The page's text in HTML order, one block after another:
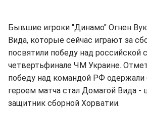
Бывшие игроки "Динамо" Огнен
Вида, которые сейчас играют за
посвятили победу над российской
четвертьфинале ЧМ Украине.
победу над командой РФ одержали
героем матча стал Домагой Вида -
защитник сборной Хорватии.